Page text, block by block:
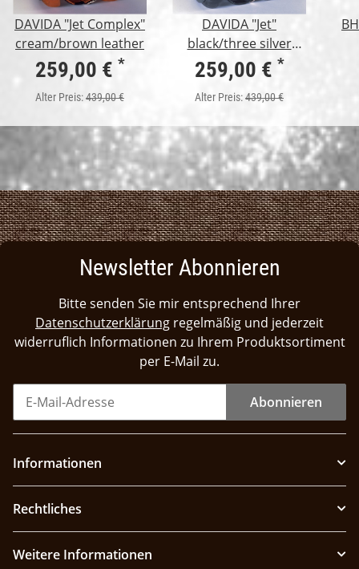
DAVIDA "Jet Complex"
cream/brown leather
259,00 € *
Alter Preis:439,00 €
DAVIDA "Jet"
black/three silver
lines
259,00 € *
Alter Preis:439,00 €
Newsletter Abonnieren
Bitte senden Sie mir entsprechend Ihrer
Datenschutzerklärung regelmäßig und jederzeit
widerruflich Informationen zu Ihrem Produktsortiment
per E-Mail zu.
Abonnieren
Informationen
Rechtliches
Weitere Informationen